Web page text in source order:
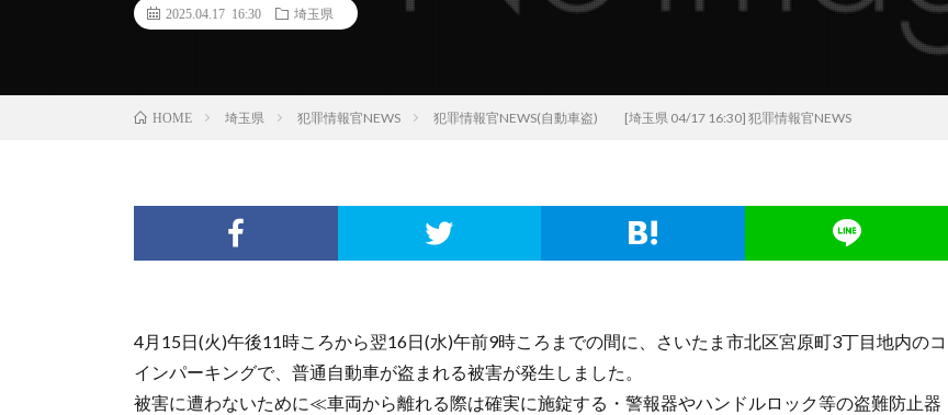
2025.04.17 16:30 埼玉県
HOME 埼玉県 犯罪情報官NEWS 犯罪情報官NEWS(自動車盗) [埼玉県 04/17 16:30] 犯罪情報官NEWS
4月15日(火)午後11時ころから翌16日(水)午前9時ころまでの間に、さいたま市北区宮原町3丁目地内のコ
インパーキングで、普通自動車が盗まれる被害が発生しました。
被害に遭わないために≪車両から離れる際は確実に施錠する・警報器やハンドルロック等の盗難防止器